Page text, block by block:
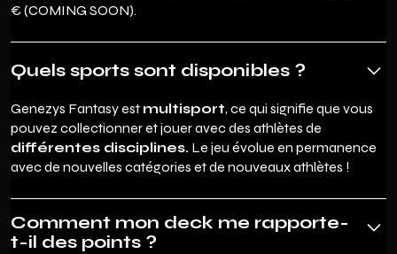
€ (COMING SOON).
Quels sports sont disponibles ?
Genezys Fantasy est multisport, ce qui signifie que vous
pouvez collectionner et jouer avec des athlètes de
différentes disciplines. Le jeu évolue en permanence
avec de nouvelles catégories et de nouveaux athlètes !
Comment mon deck me rapporte-
t-il des points ?